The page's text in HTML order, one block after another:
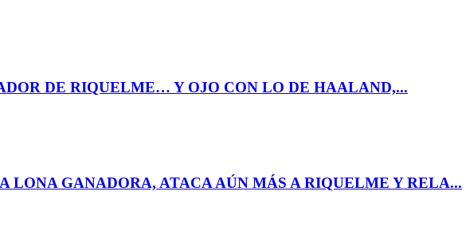
DE RIQUELME… Y OJO CON LO DE HAALAND,...
LONA GANADORA, ATACA AÚN MÁS A RIQUELME Y RELA...